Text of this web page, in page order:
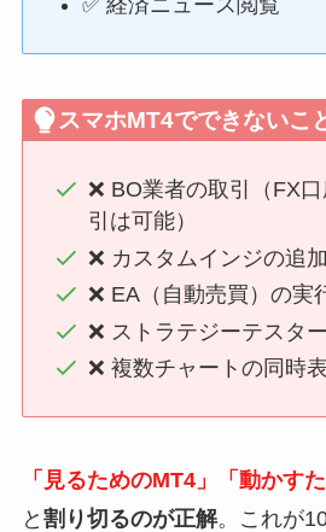
✅ 経済ニュース閲覧
スマホMT4でできないこ
❌ BO業者の取引（FX
引は可能）
❌ カスタムインジの追加
❌ EA（自動売買）の実
❌ ストラテジーテスター
❌ 複数チャートの同時
「見るためのMT4」「動かす
と 割り切るのが正解。これが